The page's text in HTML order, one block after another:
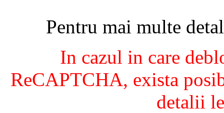
Pentru mai multe
In cazul in care
ReCAPTCHA, exista
detalii